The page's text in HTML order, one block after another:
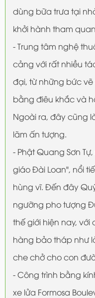
dùng bữa trưa tại
khởi hành tham
- Trung tâm nghệ
cảng với rất nhiều
đại, từ những bức
bằng điêu khắc và
Ngoài ra, đây cũng
lãm ấn tượng.
- Phật Quang Sơn
giáo Đài Loan", nổi
hùng vĩ. Đến đây
ngưỡng pho tượng
thế giới hiện nay, với
hàng bảo tháp như
che chở cho con
- Công trình bằng
xe lửa Formosa